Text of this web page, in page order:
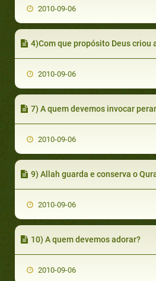
2010-09-06
4)Com que propósito Deus criou
2010-09-06
7) A quem devemos invocar
2010-09-06
9) Allah guarda e conserva o
2010-09-06
10) A quem devemos adorar?
2010-09-06